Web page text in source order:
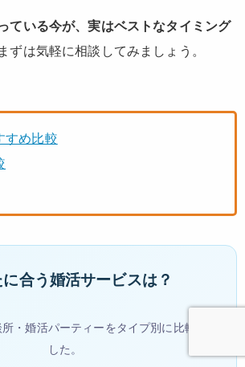
ている今が、実はベストなタイミング
まずは気軽に相談してみましょう。
すめ比較
合う婚活サービスは？
・婚活パーティーをタイプ別に比較しま
した。